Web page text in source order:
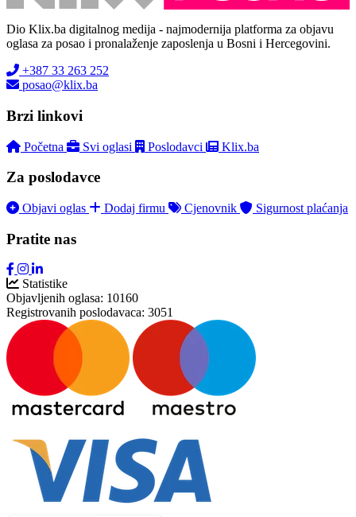
Dio Klix.ba digitalnog medija - najmodernija platforma za objavu
oglasa za posao i pronalaženje zaposlenja u Bosni i Hercegovini.
+387 33 263 252
posao@klix.ba
Brzi linkovi
Početna Svi oglasi Poslodavci Klix.ba
Za poslodavce
Objavi oglas Dodaj firmu Cjenovnik Sigurnost plaćanja
Pratite nas
Statistike
Objavljenih oglasa: 10160
Registrovanih poslodavaca: 3051